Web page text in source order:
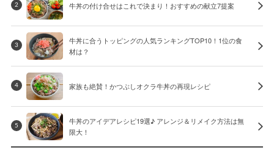
2 牛丼の付け合せはこれで決まり！おすすめの献立7提案
3
牛丼に合うトッピングの人気ランキングTOP10！1位の食
材は？
4 家族も絶賛！かつぶしオクラ牛丼の再現レシピ
5
牛丼のアイデアレシピ19選♪ アレンジ＆リメイク方法は無
限大！